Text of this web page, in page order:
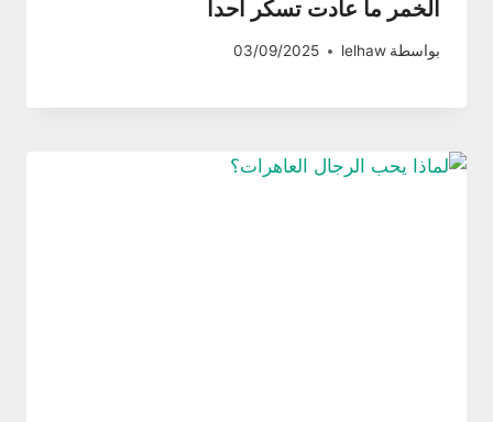
الخمر ما عادت تسكر أحداً
بواسطة lelhaw
03/09/2025